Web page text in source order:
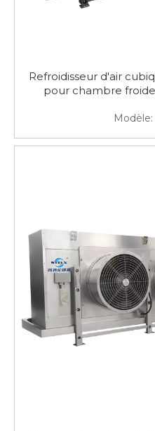
Refroidisseur d'air
pour chambre
Modèle: